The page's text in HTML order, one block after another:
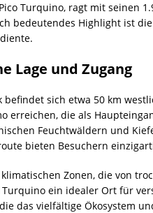
Turquino, ragt mit seinen
bedeutendes Highlight ist
Lage und Zugang
befindet sich etwa 50 km
erreichen, die als
Feuchtwäldern und
bieten Besuchern
Zonen, die von
Turquino ein idealer Ort für
das vielfältige Ökosystem